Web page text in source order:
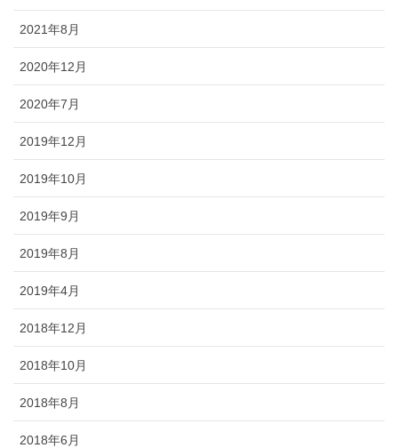
2021年8月
2020年12月
2020年7月
2019年12月
2019年10月
2019年9月
2019年8月
2019年4月
2018年12月
2018年10月
2018年8月
2018年6月